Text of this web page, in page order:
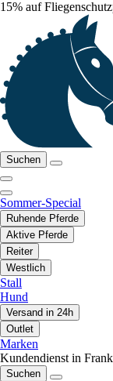
15% auf
Suchen
Sommer-Special
Ruhende Pferde
Aktive Pferde
Reiter
Westlich
Stall
Hund
Versand in 24h
Outlet
Marken
Kundendienst in
Suchen